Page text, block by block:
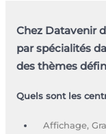
Chez Datavenir
par spécialités
des thèmes
Quels sont les
Affichage,